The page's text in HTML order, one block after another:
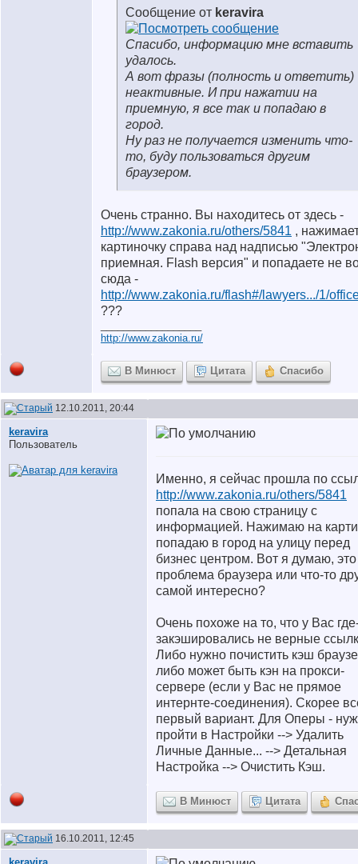
Сообщение от keravira
Спасибо, информацию мне вставить
удалось.
А вот фразы (полность и ответить)
неактивные. И при нажатии на
приемную, я все так и попадаю в
город.
Ну раз не получается изменить что-
то, буду пользоваться другим
браузером.
Очень странно. Вы находитесь от здесь -
http://www.zakonia.ru/others/5841 ,
картиночку справа над надписью
приемная. Flash версия" и попадаете не
сюда -
http://www.zakonia.ru/flash#/lawyers.../1/
???
http://www.zakonia.ru/
В Минюст Цитата Спасибо
12.10.2011, 20:44
keravira
Пользователь
Именно, я сейчас прошла по
http://www.zakonia.ru/others/5841
попала на свою страницу с
информацией. Нажимаю на
попадаю в город на улицу перед
бизнес центром. Вот я думаю, это
проблема браузера или что-то
самой интересно?
Очень похоже на то, что у Вас
закэшировались не верные
Либо нужно почистить кэш
либо может быть кэн на прокси-
сервере (если у Вас не прямое
интернте-соединения). Скорее
первый вариант. Для Оперы -
пройти в Настройки --> Удалить
Личные Данные... --> Детальная
Настройка --> Очистить Кэш.
В Минюст Цитата
16.10.2011, 12:45